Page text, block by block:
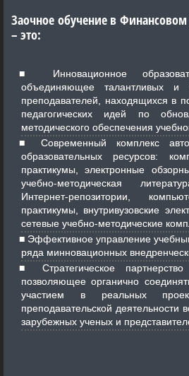
Заочное обучение в Финансовом
– это:
Инновационное
объединяющее талантливых и творчески работающих
преподавателей, находящихся в
педагогических идей по
методического обеспечения
Современный комплекс
образовательных ресурсов: компьютерные обучающие
практикумы, электронные обзорные лекции,
учебно-методическая
Интернет-репозитории,
практикумы, внутривузовские электронные тестовые базы,
сетевые учебно-
Эффективное управление
ряда минновационных
Стратегическое
позволяющее органично соединять обучение студентов с
участием в реальных проектах,
преподавательской деятельности
зарубежных ученых и